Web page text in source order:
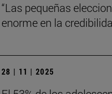
“Las pequeñas
enorme en la
28 | 11 | 2025